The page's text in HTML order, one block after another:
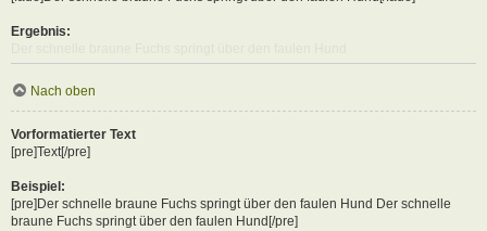
Ergebnis:
Nach oben
Vorformatierter Text
[pre]Text[/pre]
Beispiel:
[pre]Der schnelle braune Fuchs springt über den faulen Hund Der schnelle
braune Fuchs springt über den faulen Hund[/pre]